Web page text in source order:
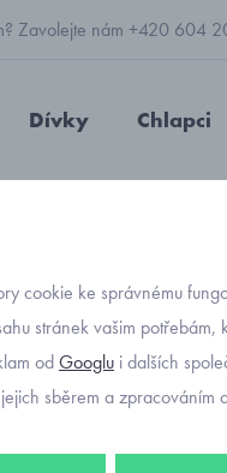
Zavolejte nám +420 604
Dívky Chlapci
-30%
cookie ke správnému
stránek vašim potřebám,
odGooglu i dalších
sběrem a